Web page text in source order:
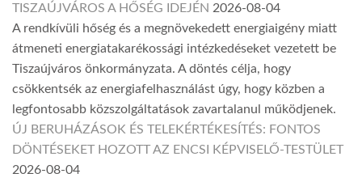
TISZAÚJVÁROS A HŐSÉG IDEJÉN 2026-08-04
A rendkívüli hőség és a megnövekedett energiaigény miatt
átmeneti energiatakarékossági intézkedéseket vezetett be
Tiszaújváros önkormányzata. A döntés célja, hogy
csökkentsék az energiafelhasználást úgy, hogy közben a
legfontosabb közszolgáltatások zavartalanul működjenek.
ÚJ BERUHÁZÁSOK ÉS TELEKÉRTÉKESÍTÉS: FONTOS
DÖNTÉSEKET HOZOTT AZ ENCSI KÉPVISELŐ-TESTÜLET
2026-08-04